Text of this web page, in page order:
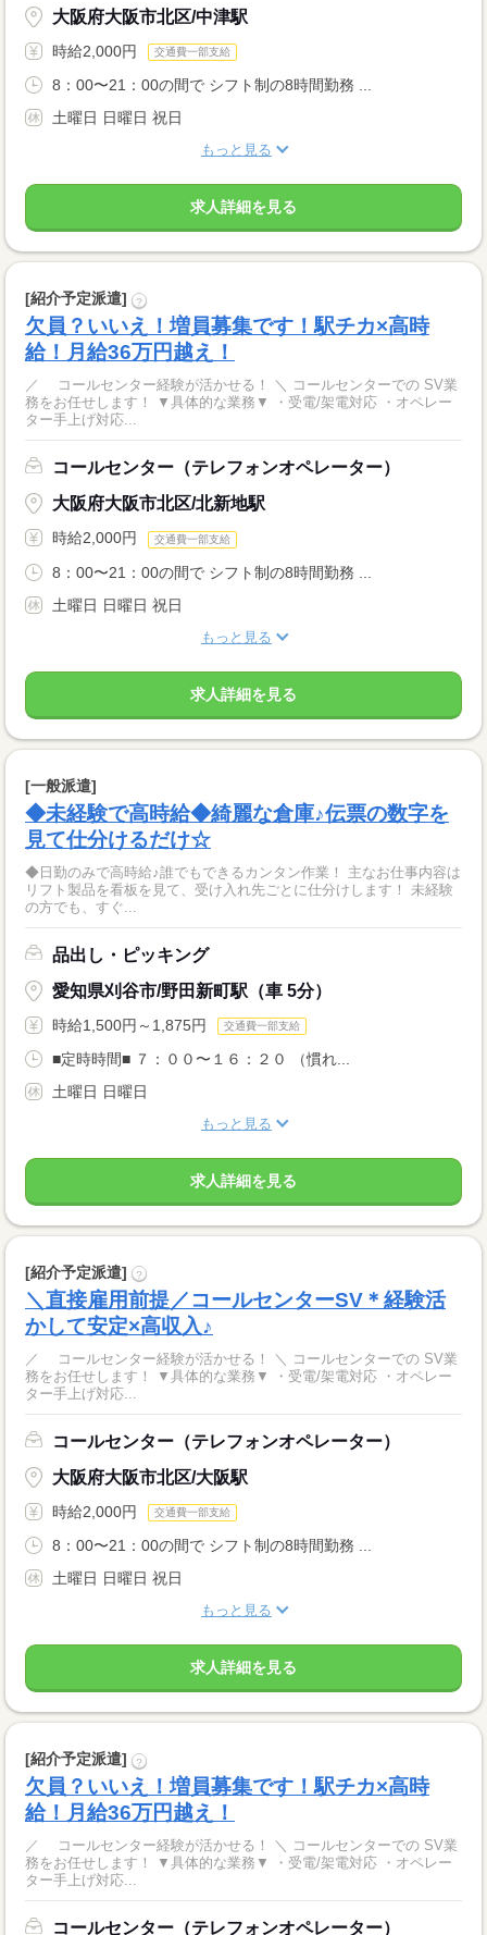
大阪府大阪市北区/中津駅
時給2,000円 交通費一部支給
8：00〜21：00の間で シフト制の8時間勤務 ...
土曜日 日曜日 祝日
もっと見る
求人詳細を見る
[紹介予定派遣] ?
欠員？いいえ！増員募集です！駅チカ×高時
給！月給36万円越え！
／ コールセンター経験が活かせる！ ＼ コールセンターでの SV業
務をお任せします！ ▼具体的な業務▼ ・受電/架電対応 ・オペレー
ター手上げ対応...
コールセンター（テレフォンオペレーター）
大阪府大阪市北区/北新地駅
時給2,000円 交通費一部支給
8：00〜21：00の間で シフト制の8時間勤務 ...
土曜日 日曜日 祝日
もっと見る
求人詳細を見る
[一般派遣]
◆未経験で高時給◆綺麗な倉庫♪伝票の数字を
見て仕分けるだけ☆
◆日勤のみで高時給♪誰でもできるカンタン作業！ 主なお仕事内容は
リフト製品を看板を見て、受け入れ先ごとに仕分けします！ 未経験
の方でも、すぐ...
品出し・ピッキング
愛知県刈谷市/野田新町駅（車 5分）
時給1,500円～1,875円 交通費一部支給
■定時時間■ ７：００〜１６：２０ （慣れ...
土曜日 日曜日
もっと見る
求人詳細を見る
[紹介予定派遣] ?
＼直接雇用前提／コールセンターSV＊経験活
かして安定×高収入♪
／ コールセンター経験が活かせる！ ＼ コールセンターでの SV業
務をお任せします！ ▼具体的な業務▼ ・受電/架電対応 ・オペレー
ター手上げ対応...
コールセンター（テレフォンオペレーター）
大阪府大阪市北区/大阪駅
時給2,000円 交通費一部支給
8：00〜21：00の間で シフト制の8時間勤務 ...
土曜日 日曜日 祝日
もっと見る
求人詳細を見る
[紹介予定派遣] ?
欠員？いいえ！増員募集です！駅チカ×高時
給！月給36万円越え！
／ コールセンター経験が活かせる！ ＼ コールセンターでの SV業
務をお任せします！ ▼具体的な業務▼ ・受電/架電対応 ・オペレー
ター手上げ対応...
コールセンター（テレフォンオペレーター）